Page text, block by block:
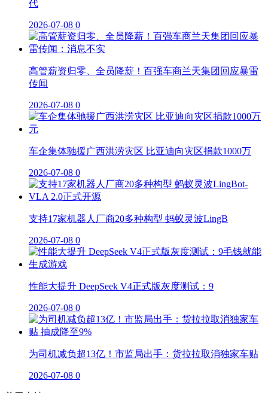
代
2026-07-08 0
高管薪资归零、全员降薪！百强车商兰天集团回应暴雷
传闻
2026-07-08 0
车企集体驰援广西洪涝灾区 比亚迪向灾区捐款1000万
2026-07-08 0
支持17家机器人厂商20多种构型 蚂蚁灵波LingB
2026-07-08 0
性能大提升 DeepSeek V4正式版灰度测试：9
2026-07-08 0
为司机减负超13亿！市监局出手：货拉拉取消独家车贴
2026-07-08 0